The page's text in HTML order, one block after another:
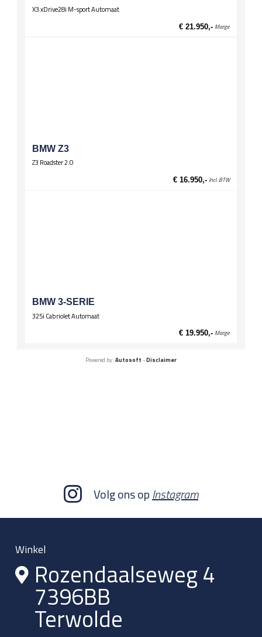
X3 xDrive28i M-sport Automaat
€ 21.950,- Marge
BMW Z3
Z3 Roadster 2.0
€ 16.950,- Incl. BTW
BMW 3-SERIE
325i Cabriolet Automaat
€ 19.950,- Marge
Powered by: Autosoft -Disclaimer
Volg ons opInstagram
Winkel
Rozendaalseweg 4
7396BB
Terwolde